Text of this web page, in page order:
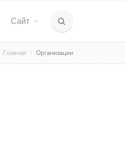
Сайт
Главная Организации